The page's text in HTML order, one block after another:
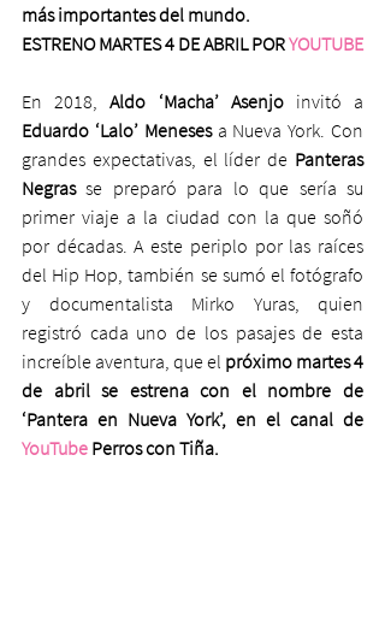
más importantes del mundo.
ESTRENO MARTES 4 DE ABRIL POR YOUTUBE
En 2018, Aldo ‘Macha’ Asenjo
Eduardo ‘Lalo’ Meneses a Nueva York. Con
grandes expectativas, el líder de Panteras
Negras se preparó para lo que sería su
primer viaje a la ciudad con la que soñó
por décadas. A este periplo por las raíces
del Hip Hop, también se sumó el fotógrafo
y documentalista Mirko Yuras, quien
registró cada uno de los pasajes de esta
increíble aventura, que el próximo martes 4
de abril se estrena con el nombre de
YouTube Perros con Tiña.